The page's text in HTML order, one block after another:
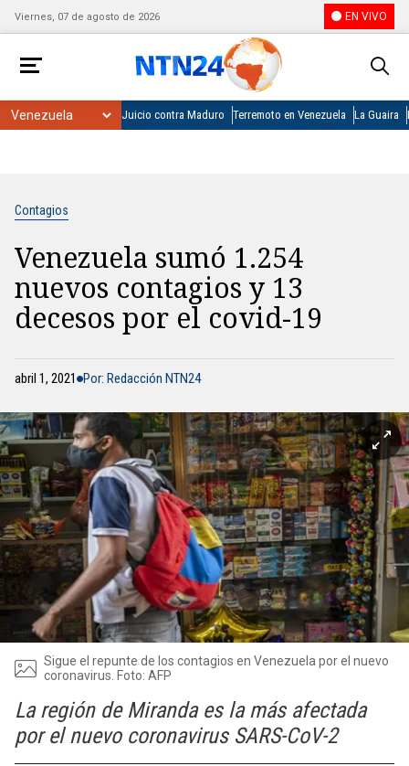
Viernes, 07 de agosto de 2026 EN VIVO
Juicio contra Maduro Terremoto en Venezuela La Guaira
Contagios
Venezuela sumó 1.254
nuevos contagios y 13
decesos por el covid-19
abril 1, 2021 Por: Redacción NTN24
Sigue el repunte de los contagios en Venezuela por el nuevo
coronavirus. Foto: AFP
La región de Miranda es la más afectada
por el nuevo coronavirus SARS-CoV-2